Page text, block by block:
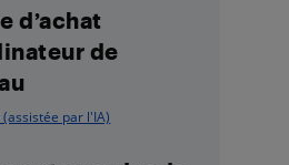
d’achat
de
(assistée par l'IA)